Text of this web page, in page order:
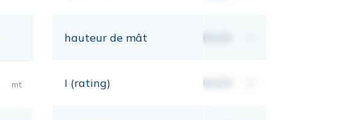
mt
hauteur de mât 00,00
I (rating) 00,00